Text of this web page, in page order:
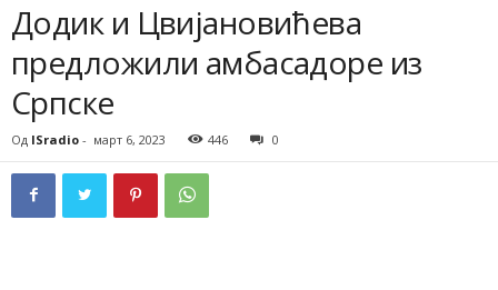
Додик и Цвијановићева
предложили амбасадоре из
Српске
Од ISradio - март 6, 2023 446 0